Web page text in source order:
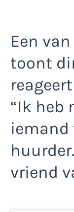
Een
toont
“Ik heb
iemand
vriend